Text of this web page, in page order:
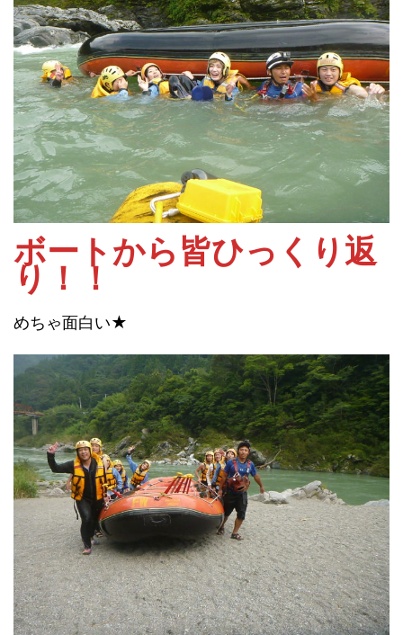
ボートから皆ひっくり返
り！！
めちゃ面白い★